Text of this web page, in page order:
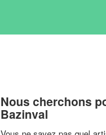
Nous cherchons
Bazinval